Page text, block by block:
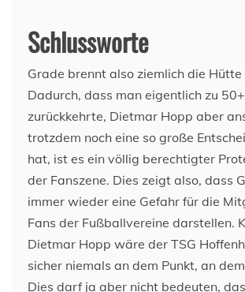
Schlussworte
Grade brennt also ziemlich die Hütte
Dadurch, dass man eigentlich zu
zurückkehrte, Dietmar Hopp aber
trotzdem noch eine so große
hat, ist es ein völlig berechtigter
der Fanszene. Dies zeigt also, dass
immer wieder eine Gefahr für die
Fans der Fußballvereine darstellen.
Dietmar Hopp wäre der TSG
sicher niemals an dem Punkt, an
Dies darf ja aber nicht bedeuten,